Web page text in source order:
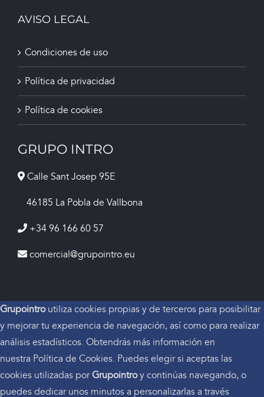
AVISO LEGAL
Condiciones de uso
Política de privacidad
Política de cookies
GRUPO INTRO
Calle Sant Josep 95E
46185 La Pobla de Vallbona
+34 96 166 60 57
comercial@grupointro.eu
Grupointroutiliza cookies propias y de terceros para posibilitar
y mejorar tu experiencia de navegación, así como para realizar
análisis estadísticos. Obtendrás más información en
nuestra Política de Cookies. Puedes elegir si aceptas las
cookies utilizadas porGrupointroy continúas navegando, o
puedes dedicar unos minutos a personalizarlas a través